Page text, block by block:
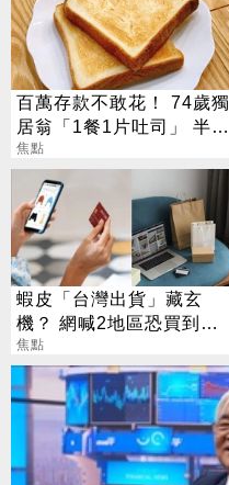
百萬存款不敢花！ 74歲獨
居翁「1餐1片吐司」 半年
暴瘦嚇壞女兒
焦點
蝦皮「台灣出貨」藏玄
機？ 網喊2地區恐買到假
貨 專家揭真相
焦點